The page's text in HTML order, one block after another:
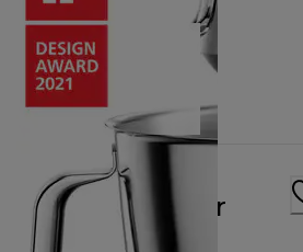
Baker XL Silver